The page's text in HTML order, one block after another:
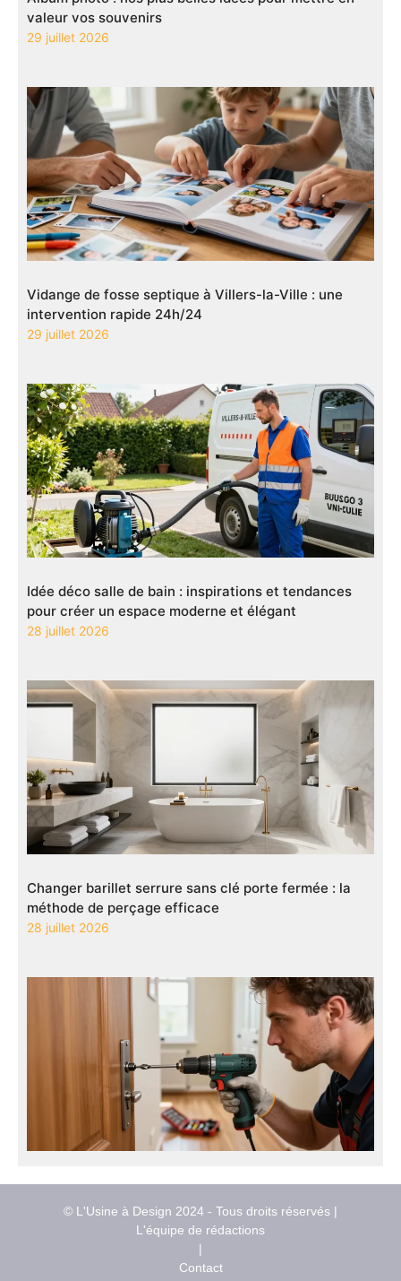
valeur vos souvenirs
29 juillet 2026
Vidange de fosse septique à Villers-la-Ville : une
intervention rapide 24h/24
29 juillet 2026
Idée déco salle de bain : inspirations et tendances
pour créer un espace moderne et élégant
28 juillet 2026
Changer barillet serrure sans clé porte fermée : la
méthode de perçage efficace
28 juillet 2026
© L'Usine à Design 2024 - Tous droits réservés |
L'équipe de rédactions
|
Contact